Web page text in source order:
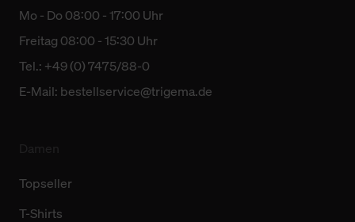
Mo - Do 08:00 - 17:00 Uhr
Freitag 08:00 - 15:30 Uhr
Tel.: +49 (0) 7475/88-0
E-Mail: bestellservice@trigema.de
Topseller
T-Shirts